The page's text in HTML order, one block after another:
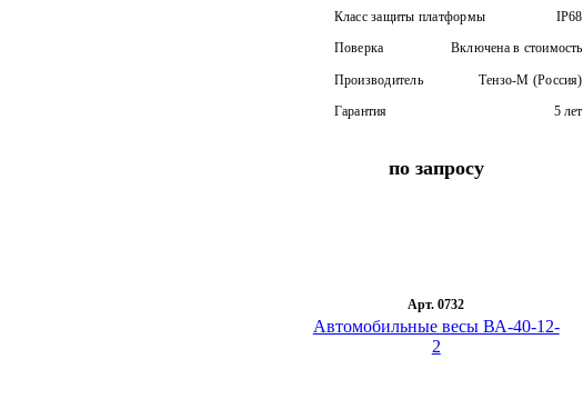
Класс защиты платформы IP68
Поверка Включена в стоимость
Производитель Тензо-М (Россия)
Гарантия 5 лет
по запросу
Арт. 0732
Автомобильные весы ВА-40-12-
2